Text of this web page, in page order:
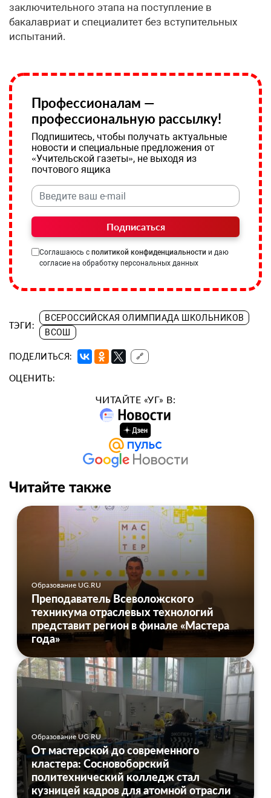
заключительного этапа на поступление в
бакалавриат и специалитет без вступительных
испытаний.
Профессионалам —
профессиональную рассылку!
Подпишитесь, чтобы получать актуальные
новости и специальные предложения от
«Учительской газеты», не выходя из
почтового ящика
Подписаться
Соглашаюсь с политикой конфиденциальности и даю
согласие на обработку персональных данных
ТЭГИ:
ВСЕРОССИЙСКАЯ ОЛИМПИАДА ШКОЛЬНИКОВ
ВСОШ
ПОДЕЛИТЬСЯ: 🔗
ОЦЕНИТЬ:
ЧИТАЙТЕ «УГ» В:
Читайте также
Образование UG.RU
Преподаватель Всеволожского
техникума отраслевых технологий
представит регион в финале «Мастера
года»
Образование UG.RU
От мастерской до современного
кластера: Сосновоборский
политехнический колледж стал
кузницей кадров для атомной отрасли